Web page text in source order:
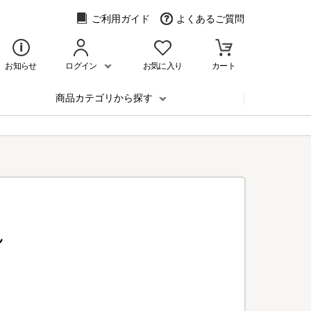
ご利用ガイド よくあるご質問
お知らせ ログイン お気に入り カート
商品カテゴリから探す